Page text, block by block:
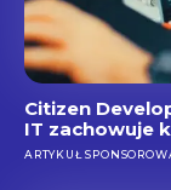
Citizen
IT zachowuje
ARTYKUŁ